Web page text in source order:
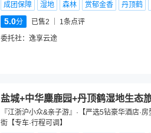
成团保障
湿地 森林 赏郁金香 丹顶鹤
5.0分 已售2 1条点评
委托社： 逸享云途
盐城+中华麋鹿园+丹顶鹤湿地生态
『江浙沪小众&亲子游』·【严选5钻豪华酒店·
街【专车·行程可调】